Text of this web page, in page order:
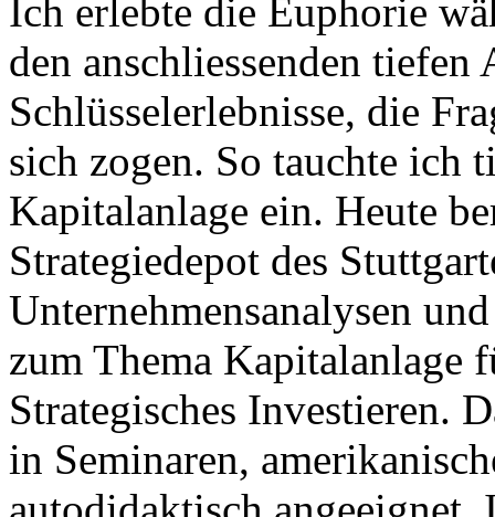
Ich erlebte die Euphorie
den anschliessenden
Schlüsselerlebnisse, die
sich zogen. So tauchte ich
Kapitalanlage ein. Heute
Strategiedepot des
Unternehmensanalysen
zum Thema Kapitalanlage
Strategisches Investieren.
in Seminaren,